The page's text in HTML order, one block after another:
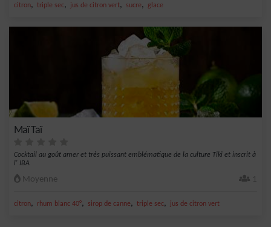
citron, triple sec, jus de citron vert, sucre, glace
Maï Taï
Cocktail au goût amer et très puissant emblématique de la culture Tiki et inscrit à
l' IBA
Moyenne 1
citron, rhum blanc 40°, sirop de canne, triple sec, jus de citron vert